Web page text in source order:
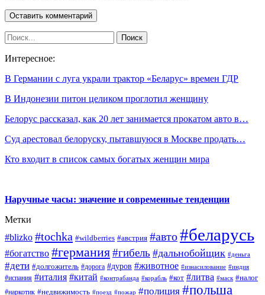
Интересное:
В Германии с луга украли трактор «Беларус» времен ГДР
В Индонезии питон целиком проглотил женщину
Белорус рассказал, как 20 лет занимается прокатом авто в…
Суд арестовал белоруску, пытавшуюся в Москве продать…
Кто входит в список самых богатых женщин мира
Наручные часы: значение и современные тенденции
Метки
#blizko #tochka #wildberries #австрия #авто#беларусь
#богатство #германия#гибель #дальнобойщик #деньга
#дети #долгожитель #дорога #дуров #животное #изнасилование #индия
#испания #италия #китай #контрабанда #корабль #кот #литва #маск #налог
#наркотик #недвижимость #поезд #пожар #полиция #польша